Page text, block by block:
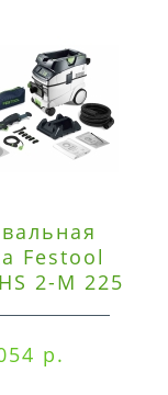
Festool
2-M 225
р.